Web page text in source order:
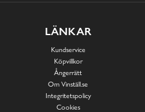
LÄNKAR
Kundservice
Köpvillkor
Ångerrätt
Om Vinställ.se
Integritetspolicy
Cookies